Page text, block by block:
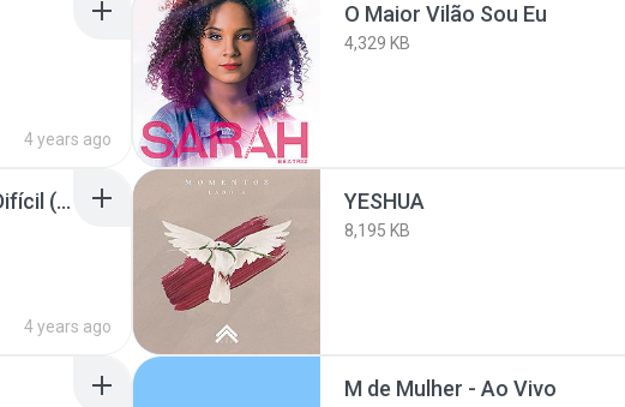
4 years ago
O Maior Vilão Sou Eu
4,329 KB
Rosas, Versos e Vinhos / Sou Fã / Difícil (Ao Vivo)
4 years ago
YESHUA
8,195 KB
M de Mulher - Ao Vivo